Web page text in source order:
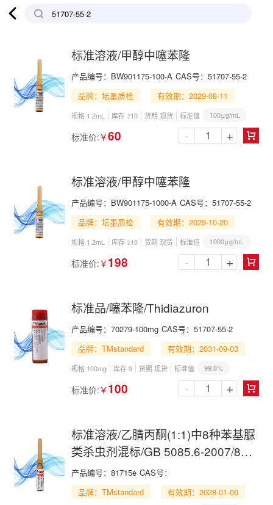

标准溶液/甲醇中噻苯隆
产品编号： BW901175-100-A CAS号： 51707-55-2
品牌：坛墨质检
有效期：2029-08-11
规格 1.2mL 库存 ≥10 货期 现货 标准值 100μg/mL
标准价: ￥60 
- +
标准溶液/甲醇中噻苯隆
产品编号： BW901175-1000-A CAS号： 51707-55-2
品牌：坛墨质检
有效期：2029-10-20
规格 1.2mL 库存 ≥10 货期 现货 标准值 1000μg/mL
标准价: ￥ 198 
- +
标准品/噻苯隆/Thidiazuron
产品编号： 70279-100mg CAS号： 51707-55-2
品牌：TMstandard
有效期：2031-09-03
规格 100mg 库存 9 货期 现货 标准值 99.6%
标准价: ￥ 100 
- +
标准溶液/乙腈丙酮(1:1)中8种苯基脲
类杀虫剂混标/GB 5085.6-2007/8
Insecticide Mix in Acetonitrile and
Acetone(1:1)
产品编号： 81715e CAS号：
品牌：TMstandard
有效期：2028-01-06